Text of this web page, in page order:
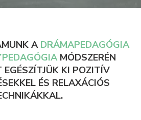
A DRÁMAPEDAGÓGIA
MÓDSZERÉN
EGÉSZÍTJÜK KI POZITÍV
ÉS RELAXÁCIÓS